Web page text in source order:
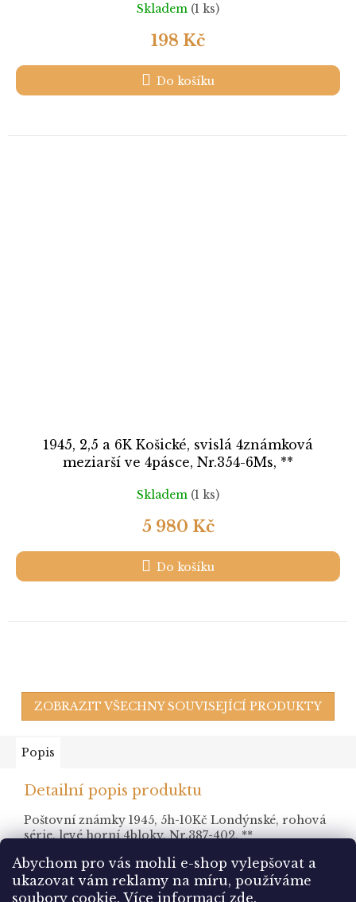
Abychom pro vás mohli e-shop vylepšovat a
ukazovat vám reklamy na míru, používáme
soubory cookie. Více informací zde.
Skladem (1 ks)
198 Kč
Do košíku
1945, 2,5 a 6K Košické, svislá 4známková
meziarší ve 4pásce, Nr.354-6Ms, **
Skladem (1 ks)
5 980 Kč
Do košíku
ZOBRAZIT VŠECHNY SOUVISEJÍCÍ PRODUKTY
Popis
Detailní popis produktu
Poštovní známky 1945, 5h-10Kč Londýnské, rohová
série, levé horní 4bloky, Nr.387-402, **